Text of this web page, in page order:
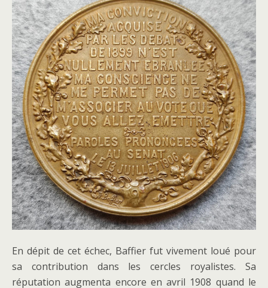
En dépit de cet échec, Baffier fut vivement loué pour
sa contribution dans les cercles royalistes. Sa
réputation augmenta encore en avril 1908 quand le